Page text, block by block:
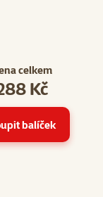
celkem
Kč
balíček